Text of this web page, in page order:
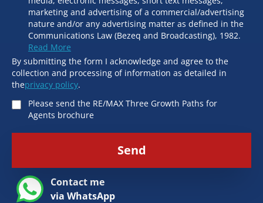
marketing and advertising of a commercial/advertising
nature and/or any advertising matter as defined in the
Communications Law (Bezeq and Broadcasting), 1982.
Read More
By submitting the form I acknowledge and agree to the
collection and processing of information as detailed in
theprivacy policy.
Please send the RE/MAX Three Growth Paths for
Agents brochure
Contact me
via WhatsApp
Send